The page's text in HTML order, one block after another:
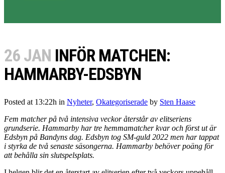
26 JAN INFÖR MATCHEN:
HAMMARBY-EDSBYN
Posted at 13:22h in Nyheter, Okategoriserade by Sten Haase
Fem matcher på två intensiva veckor återstår av elitseriens
grundserie. Hammarby har tre hemmamatcher kvar och först ut är
Edsbyn på Bandyns dag. Edsbyn tog SM-guld 2022 men har tappat
i styrka de två senaste säsongerna. Hammarby behöver poäng för
att behålla sin slutspelsplats.